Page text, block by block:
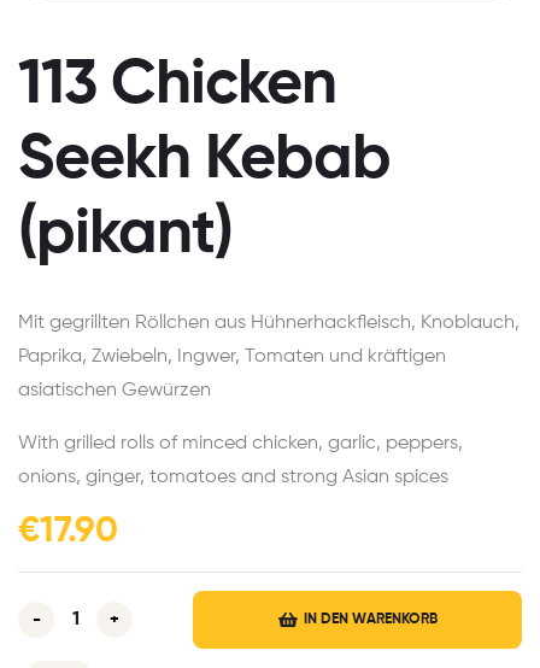
113 Chicken
Seekh Kebab
(pikant)
Mit gegrillten Röllchen aus Hühnerhackfleisch, Knoblauch,
Paprika, Zwiebeln, Ingwer, Tomaten und kräftigen
asiatischen Gewürzen
With grilled rolls of minced chicken, garlic, peppers,
onions, ginger, tomatoes and strong Asian spices
€17.90
- + IN DEN WARENKORB